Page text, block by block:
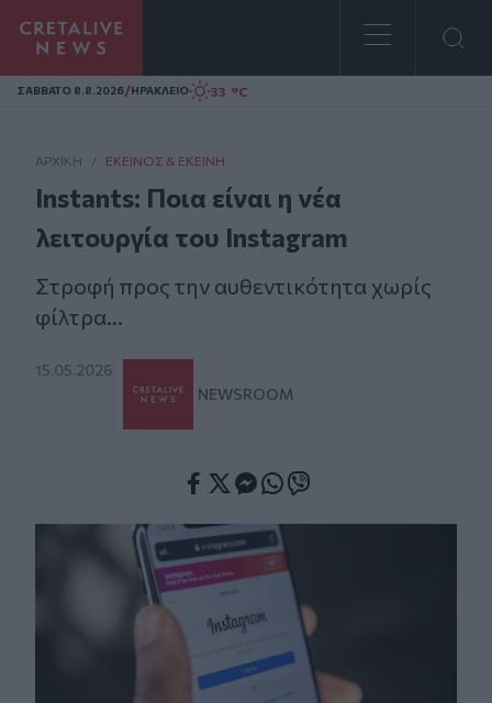
Homepage
ΣAΒΒΑΤΟ 8.8.2026/ΗΡΑΚΛΕΙΟ 33 °C
ΑΡΧΙΚΗ / ΕΚΕΊΝΟΣ & ΕΚΕΊΝΗ
Ιnstants: Ποια είναι η νέα
λειτουργία του Instagram
Στροφή προς την αυθεντικότητα χωρίς
φίλτρα...
15.05.2026
NEWSROOM